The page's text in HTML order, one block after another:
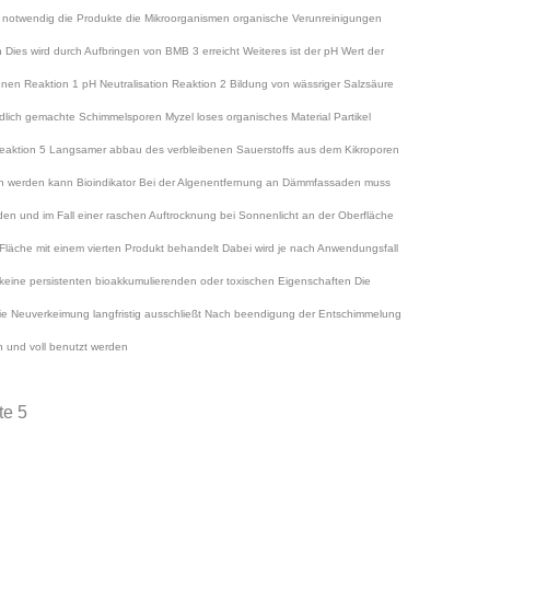
die Produkte die Mikroorganismen organische Verunreinigungen
wird durch Aufbringen von BMB 3 erreicht Weiteres ist der pH Wert der
Reaktion 1 pH Neutralisation Reaktion 2 Bildung von wässriger Salzsäure
gemachte Schimmelsporen Myzel loses organisches Material Partikel
5 Langsamer abbau des verbleibenen Sauerstoffs aus dem Kikroporen
kann Bioindikator Bei der Algenentfernung an Dämmfassaden muss
und im Fall einer raschen Auftrocknung bei Sonnenlicht an der Oberfläche
mit einem vierten Produkt behandelt Dabei wird je nach Anwendungsfall
persistenten bioakkumulierenden oder toxischen Eigenschaften Die
langfristig ausschließt Nach beendigung der Entschimmelung
und voll benutzt werden